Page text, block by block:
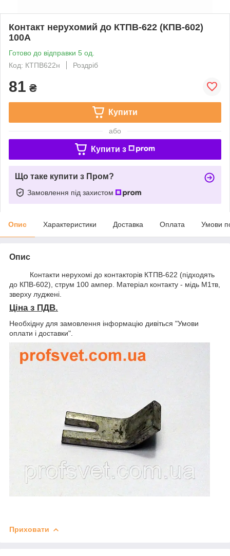
Контакт нерухомий до КТПВ-622 (КПВ-602)
100А
Готово до відправки 5 од.
Код: КТПВ622н
Роздріб
81 ₴
Купити
або
Купити з
Що таке купити з Пром?
Замовлення під захистом
Опис Характеристики Доставка Оплата Умови
Опис
Контакти нерухомі до контакторів КТПВ-622 (підходять
до КПВ-602), струм 100 ампер. Матеріал контакту - мідь М1тв,
зверху луджені
Ціна з ПДВ.
Необхідну для замовлення інформацію дивіться "Умови
оплати і доставки".
Приховати